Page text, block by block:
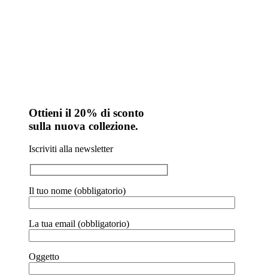
Ottieni il 20% di sconto
sulla nuova collezione.
Iscriviti alla newsletter
Il tuo nome (obbligatorio)
La tua email (obbligatorio)
Oggetto